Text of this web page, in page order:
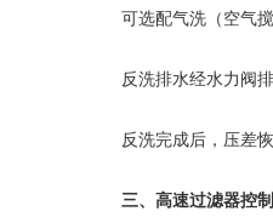
可选配气洗（空气搅
反洗排水经水力阀排
反洗完成后，压差恢
三、高速过滤器控